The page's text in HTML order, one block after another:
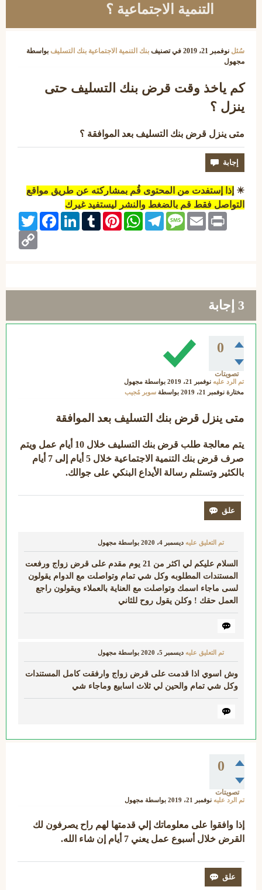
التنمية الاجتماعية ؟
سُئل نوفمبر 21، 2019 في تصنيف بنك التنمية الاجتماعية بنك التسليف بواسطة
مجهول
كم ياخذ وقت قرض بنك التسليف حتى
ينزل ؟
متى ينزل قرض بنك التسليف بعد الموافقة ؟
☀ إذا إستفدت من المحتوى قُم بمشاركته عن طريق مواقع
التواصل فقط قم بالضغط والنشر ليستفيد غيرك
Twitter
FacebookLinkedInTumblrPinterest
WhatsAppTelegramMessageEmail Print
Copy
Link
3 إجابة
0
تصويتات
تم الرد عليه نوفمبر 21، 2019 بواسطة مجهول
مختارة نوفمبر 21، 2019 بواسطة سوبر مُجيب
متى ينزل قرض بنك التسليف بعد الموافقة
يتم معالجة طلب قرض بنك التسليف خلال 10 أيام عمل ويتم
صرف قرض بنك التنمية الاجتماعية خلال 5 أيام إلى 7 أيام
بالكثير وتستلم رسالة الأيداع البنكي على جوالك.
تم التعليق عليه ديسمبر 4، 2020 بواسطة مجهول
السلام عليكم لي اكثر من 21 يوم مقدم على قرض زواج ورفعت
المستندات المطلوبه وكل شي تمام وتواصلت مع الدوام يقولون
لسى ماجاء اسمك وتواصلت مع العناية بالعملاء ويقولون راجع
العمل حقك ! وكلن يقول روح للثاني
تم التعليق عليه ديسمبر 5، 2020 بواسطة مجهول
وش اسوي اذا قدمت على قرض زواج وارفقت كامل المستندات
وكل شي تمام والحين لي ثلاث اسابيع وماجاء شي
0
تصويتات
تم الرد عليه نوفمبر 21، 2019 بواسطة مجهول
إذا وافقوا على معلوماتك إلي قدمتها لهم راح يصرفون لك
القرض خلال أسبوع عمل يعني 7
أيام إن شاء الله.